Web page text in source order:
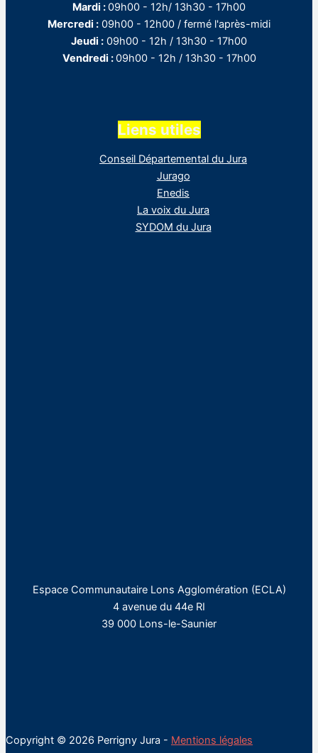
Mardi :09h00 - 12h/ 13h30 - 17h00
Mercredi : 09h00 - 12h00 / fermé l'après-midi
Jeudi : 09h00 - 12h / 13h30 - 17h00
Vendredi :09h00 - 12h / 13h30 - 17h00
Liens utiles
Conseil Départemental du Jura
Jurago
Enedis
La voix du Jura
SYDOM du Jura
Espace Communautaire Lons Agglomération (ECLA)
4 avenue du 44e RI
39 000 Lons-le-Saunier
Copyright © 2026 Perrigny Jura - Mentions légales